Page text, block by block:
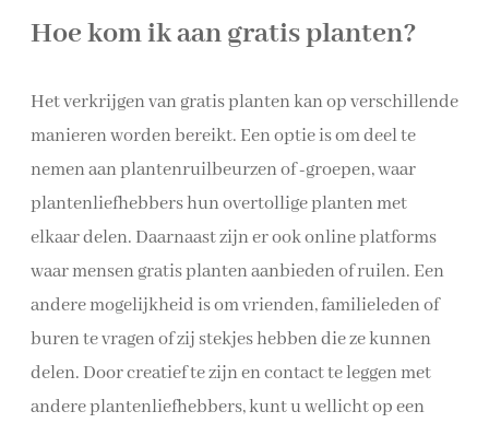
Hoe kom ik aan gratis planten?
Het verkrijgen van gratis planten kan op verschillende
manieren worden bereikt. Een optie is om deel te
nemen aan plantenruilbeurzen of -groepen, waar
plantenliefhebbers hun overtollige planten met
elkaar delen. Daarnaast zijn er ook online platforms
waar mensen gratis planten aanbieden of ruilen. Een
andere mogelijkheid is om vrienden, familieleden of
buren te vragen of zij stekjes hebben die ze kunnen
delen. Door creatief te zijn en contact te leggen met
andere plantenliefhebbers, kunt u wellicht op een